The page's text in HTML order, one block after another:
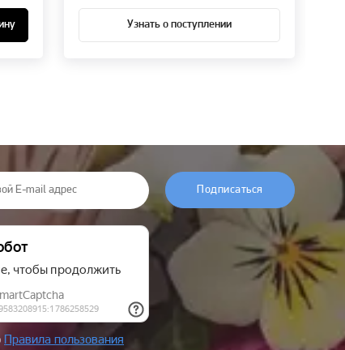
Узнать о поступлении
Правила пользования
Подписаться